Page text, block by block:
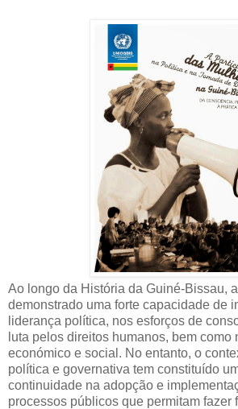
Ao longo da História da Guiné-Bissau,
demonstrado uma forte capacidade de
liderança política, nos esforços de
luta pelos direitos humanos, bem
económico e social. No entanto, o
política e governativa tem constituído
continuidade na adopção e
processos públicos que permitam fazer